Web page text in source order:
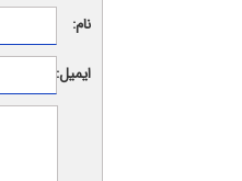
نام:
ایمیل: